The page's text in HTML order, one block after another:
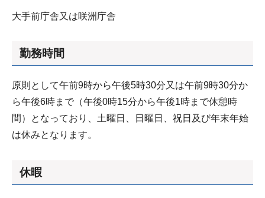
大手前庁舎又は咲洲庁舎
勤務時間
原則として午前9時から午後5時30分又は午前9時30分か
ら午後6時まで（午後0時15分から午後1時まで休憩時
間）となっており、土曜日、日曜日、祝日及び年末年始
は休みとなります。
休暇